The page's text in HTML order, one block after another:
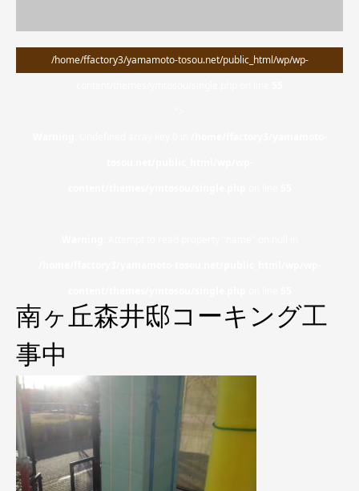
/home/ffactory3/yamamoto-tosou.net/public_html/wp/wp-
南ヶ丘森井邸コーキング工
事中